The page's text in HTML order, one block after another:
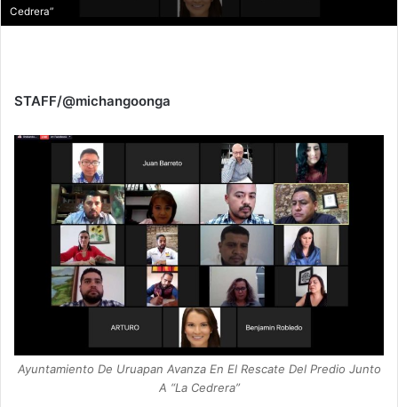
Cedrera”
STAFF/@michangoonga
Ayuntamiento De Uruapan Avanza En El Rescate Del Predio Junto
A “La Cedrera”